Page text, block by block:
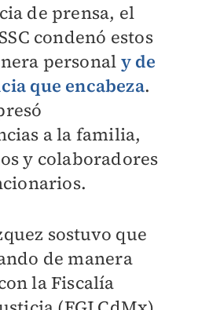
de prensa, el
condenó estos
personal y de
que encabeza.
a la familia,
y colaboradores
sostuvo que
de manera
la Fiscalía